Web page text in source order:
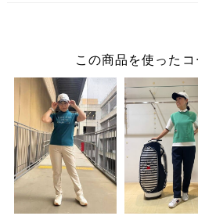
この商品を使った